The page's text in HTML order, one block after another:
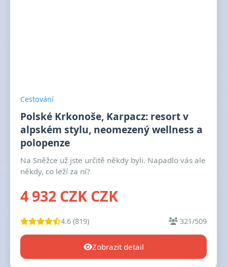
Cestování
Polské Krkonoše, Karpacz: resort v
alpském stylu, neomezený wellness a
polopenze
Na Sněžce už jste určitě někdy byli. Napadlo vás ale
někdy, co leží za ní?
4 932 CZK CZK
4.6 (819) 321/509
Zobrazit detail